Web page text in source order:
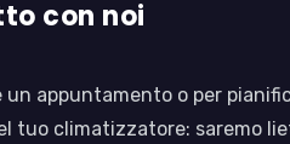
con noi
appuntamento o per
tuo climatizzatore: saremo